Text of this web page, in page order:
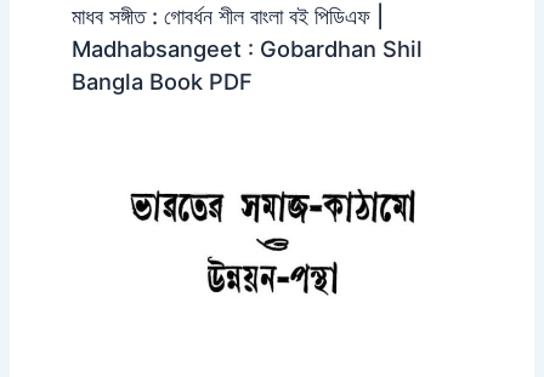
মাধব সঙ্গীত : গোবর্ধন শীল বাংলা বই পিডিএফ |
Madhabsangeet : Gobardhan Shil
Bangla Book PDF